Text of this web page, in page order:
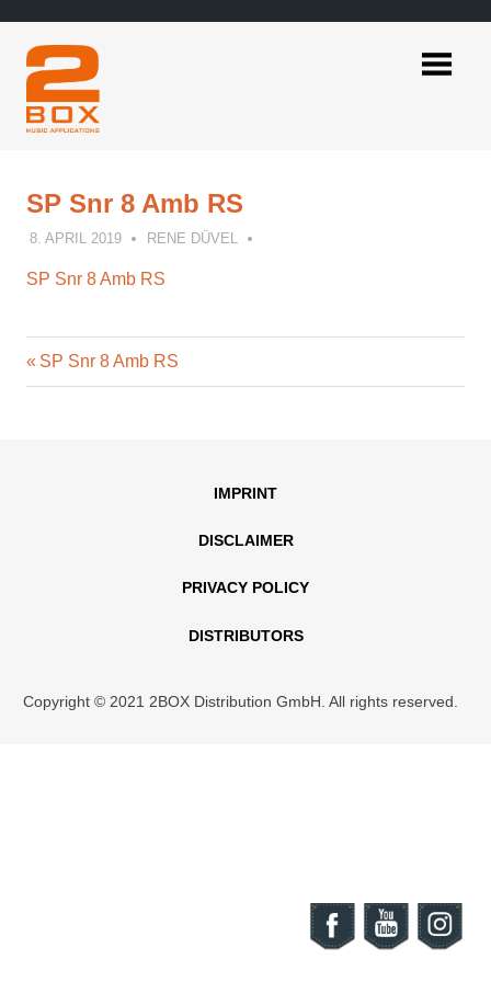
content
SP Snr 8 Amb RS
8. APRIL 2019 RENE DÜVEL
SP Snr 8 Amb RS
Post
Previous
Post:
SP Snr 8 Amb RS
IMPRINT
DISCLAIMER
PRIVACY POLICY
DISTRIBUTORS
Copyright © 2021 2BOX Distribution GmbH. All rights reserved.